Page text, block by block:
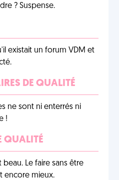
? Suspense.
existait un forum VDM et
DE QUALITÉ
ne sont ni enterrés ni
!
QUALITÉ
Le faire sans être
encore mieux.